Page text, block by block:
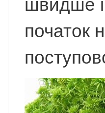
швидше
початок